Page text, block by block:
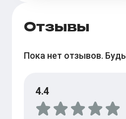
Отзывы
Пока нет отзывов.
4.4